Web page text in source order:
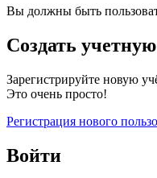
Вы должны быть
Создать
Зарегистрируйте новую
Это очень просто!
Регистрация нового
Войти